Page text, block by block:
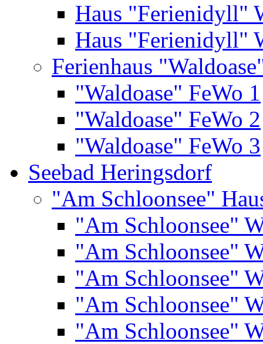
Haus "Ferienidyll"
Haus "Ferienidyll"
Ferienhaus
"Waldoase" FeWo 1
"Waldoase" FeWo 2
"Waldoase" FeWo 3
Seebad Heringsdorf
"Am Schloonsee"
"Am Schloonsee"
"Am Schloonsee"
"Am Schloonsee"
"Am Schloonsee"
"Am Schloonsee"